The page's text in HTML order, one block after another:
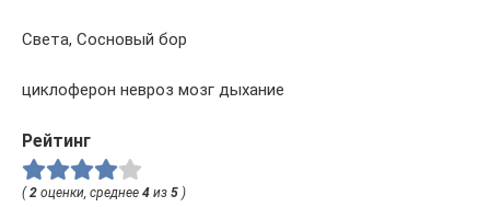
Света, Сосновый бор
циклоферон невроз мозг дыхание
Рейтинг
(2 оценки, среднее 4 из 5 )